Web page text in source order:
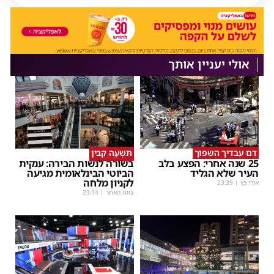
אולי יעניין אותך
דם עבדיך השפוך
25 שנה אחרי: הפצע בלב
העיר שלא הגליד
אורי כץ |
23:39
תִּשְׁעָה קַבִּין
בשורה לנשות הבירה: ענקית
הביוטי הבינלאומית מגיעה
לקניון מלחה
צוות האתר |
23:14